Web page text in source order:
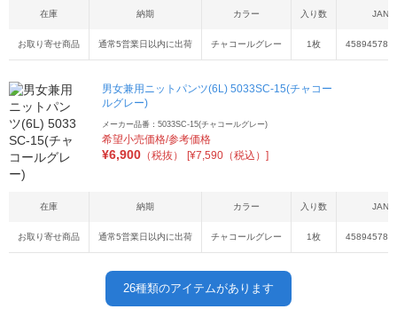
在庫 納期 カラー 入り数 JAN
お取り寄せ商品 通常5営業日以内に出荷 チャコールグレー 1枚
男女兼用ニットパンツ(6L) 5033SC-15(チャコー
ルグレー)
メーカー品番：5033SC-15(チャコールグレー)
希望小売価格/参考価格
¥6,900 （税抜） [¥7,590（税込）]
在庫 納期 カラー 入り数 JAN
お取り寄せ商品 通常5営業日以内に出荷 チャコールグレー 1枚
26種類のアイテムがあります